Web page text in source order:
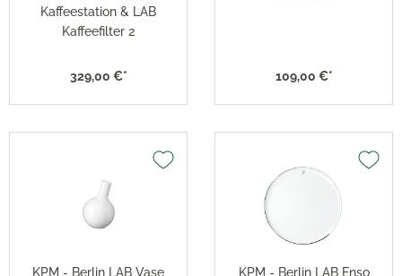
Kaffeestation & LAB
Kaffeefilter 2
329,00 €* 109,00 €*
KPM - Berlin LAB Vase
KPM - Berlin LAB Enso